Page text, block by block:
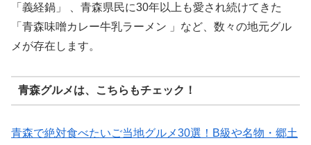
「義経鍋」 、青森県民に30年以上も愛され続けてきた
「青森味噌カレー牛乳ラーメン 」など、数々の地元グル
メが存在します。
青森グルメは、こちらもチェック！
青森で絶対食べたいご当地グルメ30選！B級や名物・郷土